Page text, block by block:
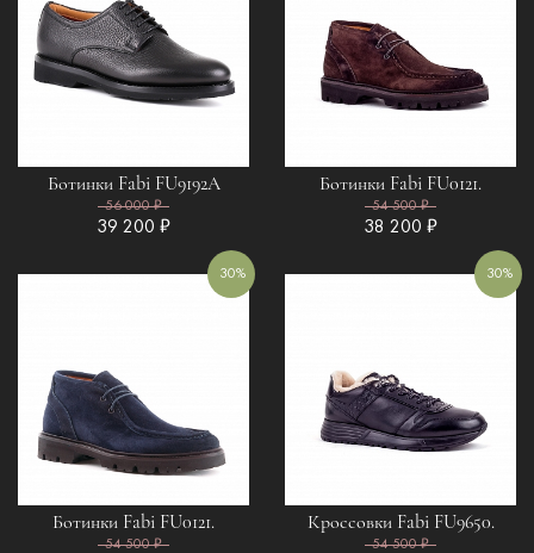
Ботинки Fabi FU9192A
56 000 ₽
39 200 ₽
Ботинки Fabi FU0121.
54 500 ₽
38 200 ₽
30%
Ботинки Fabi FU0121.
54 500 ₽
30%
Кроссовки Fabi FU9650.
54 500 ₽